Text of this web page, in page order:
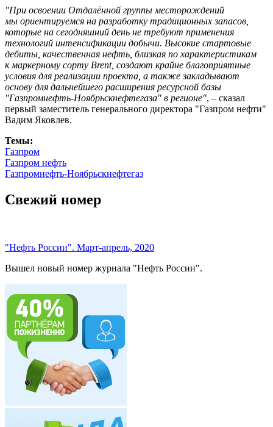
"При освоении Отдалённой группы месторождений
мы ориентируемся на разработку традиционных запасов,
которые на сегодняшний день не требуют применения
технологий интенсификации добычи. Высокие стартовые
дебиты, качественная нефть, близкая по характеристикам
к маркерному сорту Brent, создают крайне благоприятные
условия для реализации проекта, а также закладывают
основу для дальнейшего расширения ресурсной базы
"Газпромнефть-Ноябрьскнефтегаза" в регионе", – сказал
первый заместитель генерального директора "Газпром нефти"
Вадим Яковлев.
Темы:
Газпром
Газпром нефть
Газпромнефть-Ноябрьскнефтегаз
Свежий номер
"Нефть России". Март-апрель, 2020
Вышел новый номер журнала "Нефть России".